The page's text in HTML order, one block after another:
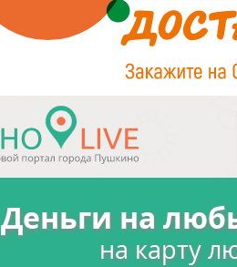
Деньги на
на карту